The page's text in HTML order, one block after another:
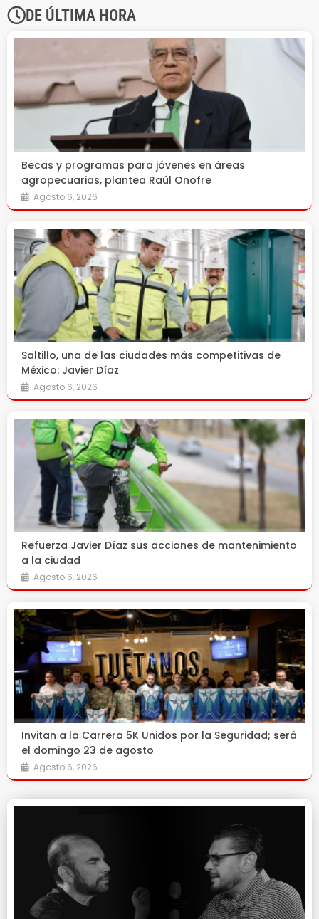
DE ÚLTIMA HORA
Becas y programas para jóvenes en áreas
agropecuarias, plantea Raúl Onofre
Agosto 6, 2026
Saltillo, una de las ciudades más competitivas de
México: Javier Díaz
Agosto 6, 2026
Refuerza Javier Díaz sus acciones de mantenimiento
a la ciudad
Agosto 6, 2026
Invitan a la Carrera 5K Unidos por la Seguridad; será
el domingo 23 de agosto
Agosto 6, 2026